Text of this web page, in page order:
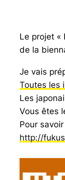
Le projet «
de la
Je vais
Toutes les
Les
Vous êtes
Pour
http://